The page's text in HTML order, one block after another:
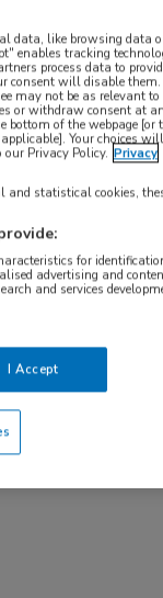
data, like browsing data
enables tracking
process data to
consent will disable
may not be as relevant to
or withdraw consent at
bottom of the webpage [or
Your choices
Privacy Policy. Privacy
and statistical cookies,
for
advertising and
and services
I Accept